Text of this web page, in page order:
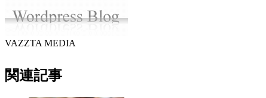
VAZZTA MEDIA
関連記事